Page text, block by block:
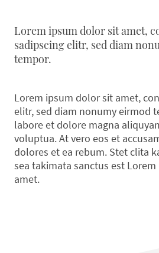
Lorem ipsum dolor sit amet,
sadipscing elitr, sed diam
tempor.
Lorem ipsum dolor sit amet,
elitr, sed diam nonumy eirmod
labore et dolore magna
voluptua. At vero eos et
dolores et ea rebum. Stet clita
sea takimata sanctus est
amet.